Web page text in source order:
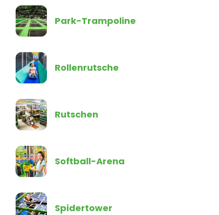
Park-Trampoline
Rollenrutsche
Rutschen
Softball-Arena
Spidertower